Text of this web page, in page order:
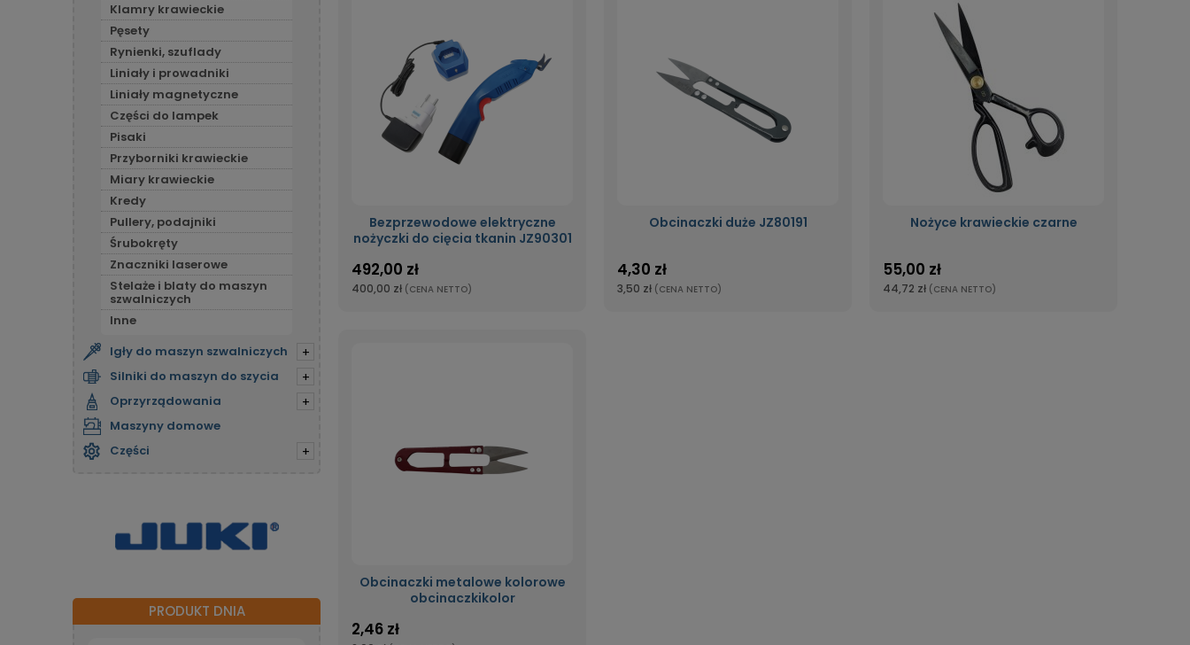
Klamry krawieckie
Pęsety
Rynienki, szuflady
Liniały i prowadniki
Liniały magnetyczne
Części do lampek
Pisaki
Przyborniki krawieckie
Miary krawieckie
Kredy
Pullery, podajniki
Śrubokręty
Znaczniki laserowe
Stelaże i blaty do maszyn
szwalniczych
Inne
+
Igły do maszyn szwalniczych
+
Silniki do maszyn do szycia
+
Oprzyrządowania
Maszyny domowe
+
Części
PRODUKT DNIA
Bezprzewodowe elektryczne
nożyczki do cięcia tkanin JZ90301
492,00 zł
400,00 zł (CENA NETTO)
Obcinaczki duże JZ80191
4,30 zł
3,50 zł (CENA NETTO)
Nożyce krawieckie czarne
55,00 zł
44,72 zł (CENA NETTO)
Obcinaczki metalowe kolorowe
obcinaczkikolor
2,46 zł